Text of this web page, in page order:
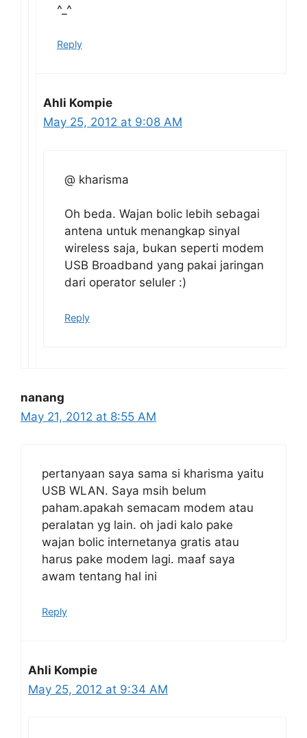
^_^
Reply
Ahli Kompie
May 25, 2012 at 9:08 AM
@ kharisma
Oh beda. Wajan bolic lebih sebagai
antena untuk menangkap sinyal
wireless saja, bukan seperti modem
USB Broadband yang pakai jaringan
dari operator seluler :)
Reply
nanang
May 21, 2012 at 8:55 AM
pertanyaan saya sama si kharisma yaitu
USB WLAN. Saya msih belum
paham.apakah semacam modem atau
peralatan yg lain. oh jadi kalo pake
wajan bolic internetanya gratis atau
harus pake modem lagi. maaf saya
awam tentang hal ini
Reply
Ahli Kompie
May 25, 2012 at 9:34 AM